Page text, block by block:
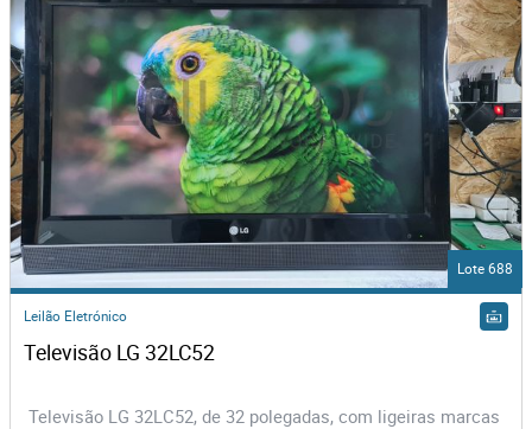
Lote 688
Leilão Eletrónico
Televisão LG 32LC52
Televisão LG 32LC52, de 32 polegadas, com ligeiras marcas